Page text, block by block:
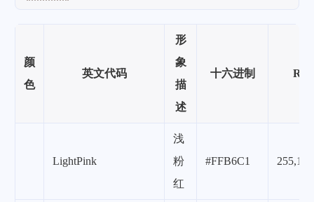
颜
色
英文代码
形
象
描
述
十六进制
LightPink
浅
粉
红
#FFB6C1